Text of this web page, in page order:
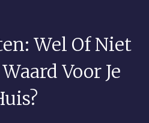
Wel Of Niet
Voor Je